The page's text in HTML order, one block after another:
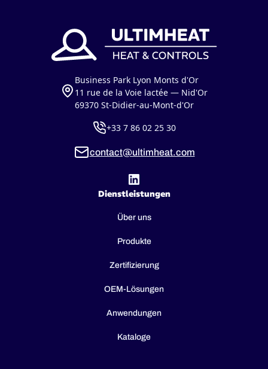
Business Park Lyon Monts d'Or
11 rue de la Voie lactée — Nid'Or
69370 St-Didier-au-Mont-d'Or
+33 7 86 02 25 30
contact@ultimheat.com
Dienstleistungen
Über uns
Produkte
Zertifizierung
OEM-Lösungen
Anwendungen
Kataloge